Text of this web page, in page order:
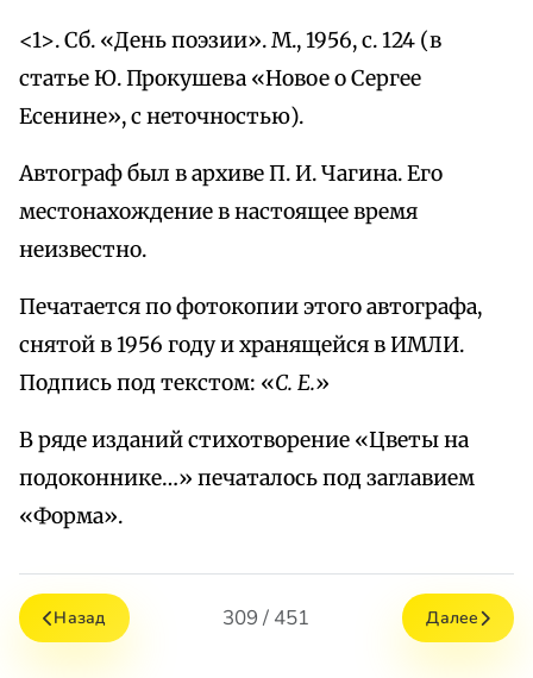
<1>. Сб. «День поэзии». М., 1956, с. 124 (в
статье Ю. Прокушева «Новое о Сергее
Есенине», с неточностью).
Автограф был в архиве П. И. Чагина. Его
местонахождение в настоящее время
неизвестно.
Печатается по фотокопии этого автографа,
снятой в 1956 году и хранящейся в ИМЛИ.
Подпись под текстом: «С. Е.»
В ряде изданий стихотворение «Цветы на
подоконнике…» печаталось под заглавием
«Форма».
Назад 309 / 451 Далее